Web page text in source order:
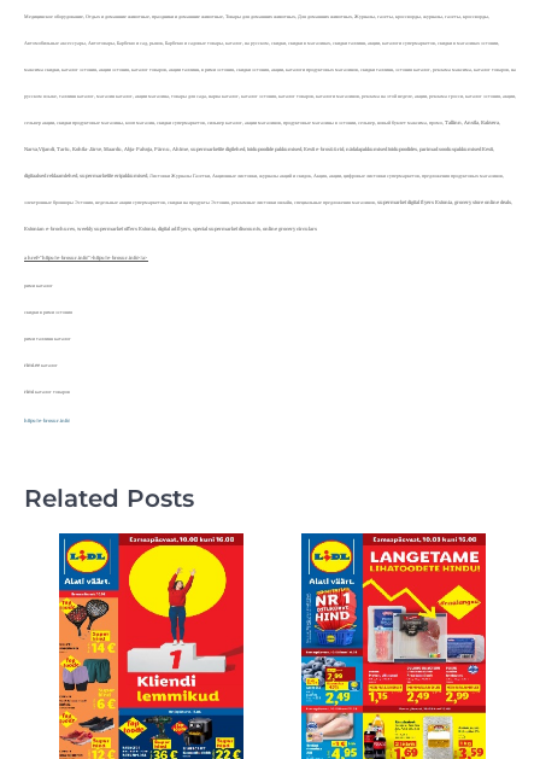
Медицинское оборудование, Отдых и домашние животные, праздники и домашние животные, Товары для домашних животных, Для домашних животных, Журналы, газеты, кроссворды, журналы, газеты, кроссворды,
Автомобильные аксессуары, Автотовары, Барбекю и сад, рынок, Барбекю и садовые товары, каталог, на русском, скидки, скидки в магазинах, скидки таллинн, акции, каталоги супермаркетов, скидки в магазинах эстонии,
максима скидки, каталог эстония, акции эстония, каталог товаров, акции таллинн, в рими эстония, скидки эстония, акции, каталоги продуктовых магазинов, скидки таллинн, эстония каталог, реклама максима, каталог товаров, на
русском языке, таллинн каталог, магазин каталог, акции магазина, товары для сада, нарва каталог, каталог эстония, каталог товаров, каталоги магазинов, реклама на этой неделе, акции, реклама гросси, каталог эстония, акции,
сельвер акции, скидки продуктовые магазины, кооп магазин, скидки супермаркетов, сильвер каталог, акции магазинов, продуктовые магазины в эстонии, сельвер, новый буклет максима, промо, Tallinn, Anstla, Rakvera,
Narva,Vijandi, Tartu, Kohtla-Järve, Maardu, Abja-Palvoja, Pärnu, Ahtme, supermarketite digilehed, toidupoodide pakkumised, Eesti e-brošüürid, nädalapakkumised toidupoodides, parimad sooduspakkumised Eesti,
digitaalsed reklaamlehed, supermarketite eripakkumised, Листовки Журналы Газетки, Акционные листовки, журналы акций и скидок, Акция, акции, цифровые листовки супермаркетов, предложения продуктовых магазинов,
электронные брошюры Эстония, недельные акции супермаркетов, скидки на продукты Эстония, рекламные листовки онлайн, специальные предложения магазинов, supermarket digital flyers Estonia, grocery store online deals,
Estonian e-brochures, weekly supermarket offers Estonia, digital ad flyers, special supermarket discounts, online grocery circulars
a href="https://e-brosur.info/">https://e-brosur.info/</a>
рими каталог
скидки в рими эстония
рими таллинн каталог
rimi.ee каталог
rimi каталог товаров
https://e-brosur.info/
Related Posts